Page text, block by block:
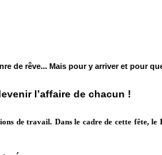
de rêve... Mais pour y arriver et pour
l’affaire de chacun !
de travail. Dans le cadre de cette fête,